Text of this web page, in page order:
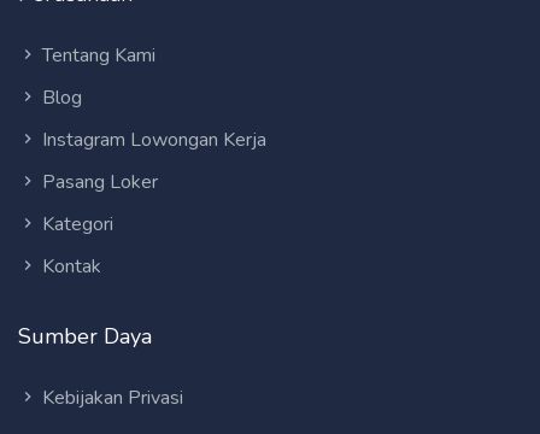
Tentang Kami
Blog
Instagram Lowongan Kerja
Pasang Loker
Kategori
Kontak
Sumber Daya
Kebijakan Privasi